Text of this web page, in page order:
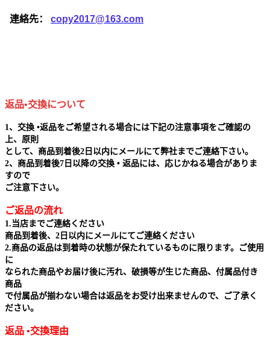
連絡先： copy2017@163.com
返品•交換について
1、交換 •返品をご希望される場合には下記の注意事項をご確認の
上、原則
として、商品到着後2日以内にメールにて弊社までご連絡下さい。
2、商品到着後7日以降の交換 • 返品には、応じかねる場合がありま
すので
ご注意下さい。
ご返品の流れ
1.当店までご連絡ください
商品到着後、2日以内にメールにてご連絡ください
2.商品の返品は到着時の状態が保たれているものに限ります。ご使用
に
なられた商品やお届け後に汚れ、破損等が生じた商品、付属品付き
商品
で付属品が揃わない場合は返品をお受け出来ませんので、ご了承く
ださい。
返品 •交換理由